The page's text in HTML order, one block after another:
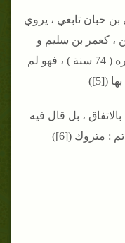
حبان تابعي ، يروي
، كعمر بن سليم و
الأعرج ، و غيرهما ، (ت 121 هـ ) و عمره ( 74 سنة ) ، فهو لم
([5])
، بل قال فيه
: متروك ([6])